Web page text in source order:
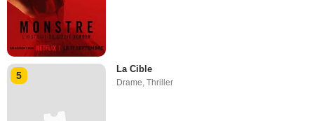
5
La Cible
Drame,Thriller